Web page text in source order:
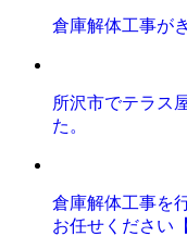
倉庫解体工事が
所沢市でテラス
た。
倉庫解体工事を
お任せください